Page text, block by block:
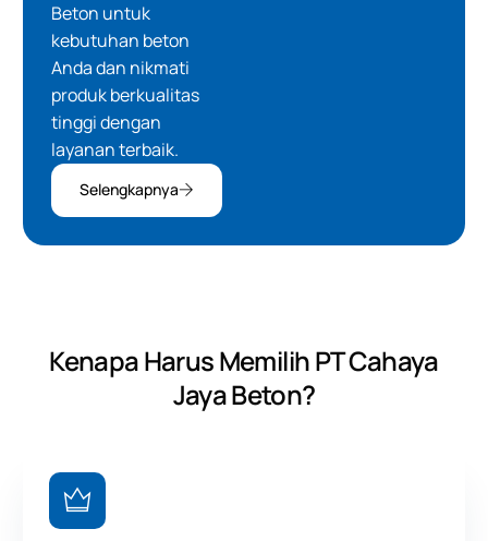
Beton untuk
kebutuhan beton
Anda dan nikmati
produk berkualitas
tinggi dengan
layanan terbaik.
Selengkapnya
Kenapa Harus Memilih PT Cahaya
Jaya Beton?